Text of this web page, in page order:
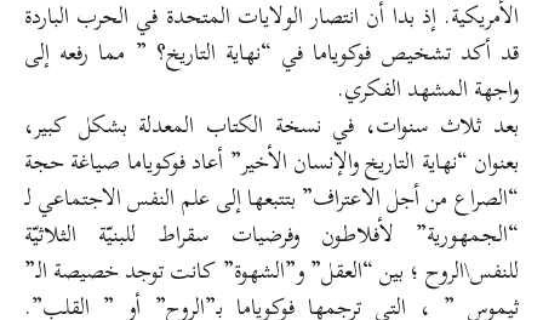
الأمريكية. إذ بدا أن انتصار الولايات المتحدة في الحرب الباردة
قد أكد تشخيص فوكوياما في “نهاية التاريخ؟ ” مما رفعه إلى
واجهة المشهد الفكري.
بعد ثلاث سنوات، في نسخة الكتاب المعدلة بشكل كبير،
بعنوان “نهاية التاريخ والإنسان الأخير” أعاد فوكوياما صياغة حجة
“الصراع من أجل الاعتراف” بتتبعها إلى علم النفس الاجتماعي لـ
“الجمهورية” لأفلاطون وفرضيات سقراط للبنيّة الثلاثيّة
للنفس\الروح ؛ بين “العقل” و”الشهوة” كانت توجد خصيصة الـ”
ثيموس ” ، التي ترجمها فوكوياما بـ”الروح” أو ” القلب”.